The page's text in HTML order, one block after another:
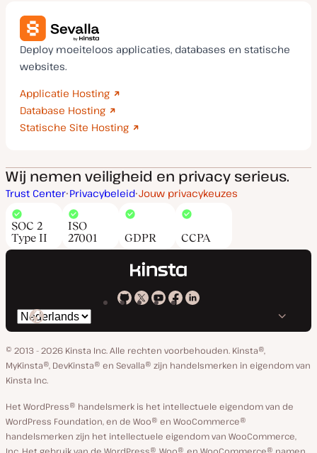
Deploy moeiteloos applicaties, databases en statische
websites.
Applicatie Hosting
Database Hosting
Statische Site Hosting
Wij nemen veiligheid en privacy serieus.
Trust Center Privacybeleid Jouw privacykeuzes
SOC 2
Type II
ISO
27001
GDPR CCPA
Kinsta
GitHub
Kinsta
X
Kinsta
YouTube
Kinsta
Facebook
Kinsta
Linkedin
Selecteer
taal
© 2013 - 2026 Kinsta Inc. Alle rechten voorbehouden. Kinsta®,
MyKinsta®, DevKinsta® en Sevalla® zijn handelsmerken in eigendom van
Kinsta Inc.
Het WordPress® handelsmerk is het intellectuele eigendom van de
WordPress Foundation, en de Woo® en WooCommerce®
handelsmerken zijn het intellectuele eigendom van WooCommerce,